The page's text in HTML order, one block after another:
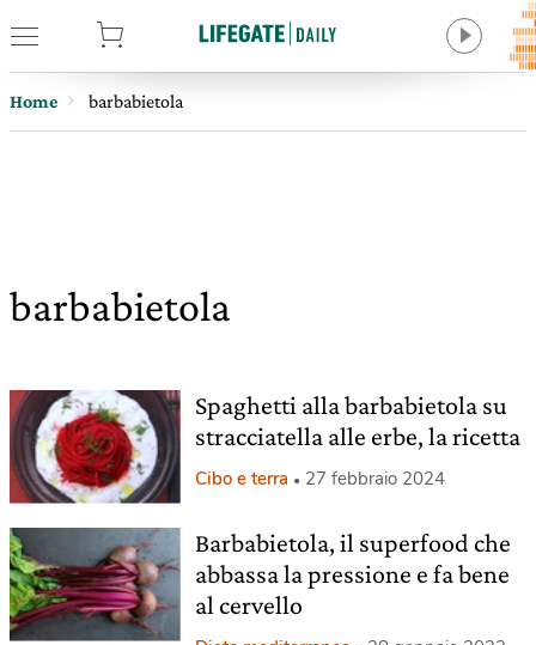
Home barbabietola
barbabietola
Spaghetti alla barbabietola su
stracciatella alle erbe, la ricetta
Cibo e terra 27 febbraio 2024
Barbabietola, il superfood che
abbassa la pressione e fa bene
al cervello